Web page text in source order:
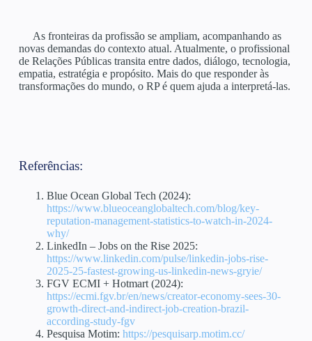
As fronteiras da profissão se ampliam, acompanhando as
novas demandas do contexto atual. Atualmente, o profissional
de Relações Públicas transita entre dados, diálogo, tecnologia,
empatia, estratégia e propósito. Mais do que responder às
transformações do mundo, o RP é quem ajuda a interpretá-las.
Referências:
Blue Ocean Global Tech (2024):
https://www.blueoceanglobaltech.com/blog/key-
reputation-management-statistics-to-watch-in-2024-
why/
LinkedIn – Jobs on the Rise 2025:
https://www.linkedin.com/pulse/linkedin-jobs-rise-
2025-25-fastest-growing-us-linkedin-news-gryie/
FGV ECMI + Hotmart (2024):
https://ecmi.fgv.br/en/news/creator-economy-sees-30-
growth-direct-and-indirect-job-creation-brazil-
according-study-fgv
Pesquisa Motim: https://pesquisarp.motim.cc/